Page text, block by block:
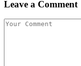
Leave a Comment